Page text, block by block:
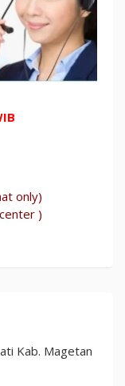
only)
)
Kab. Magetan